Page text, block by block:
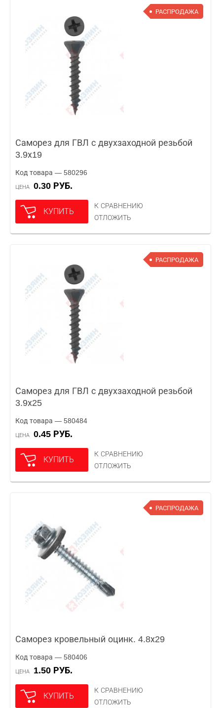
РАСПРОДАЖА
Саморез для ГВЛ с двухзаходной резьбой
3.9х19
Код товара — 580296
ЦЕНА 0.30 РУБ.
КУПИТЬ
К СРАВНЕНИЮ
ОТЛОЖИТЬ
РАСПРОДАЖА
Саморез для ГВЛ с двухзаходной резьбой
3.9х25
Код товара — 580484
ЦЕНА 0.45 РУБ.
КУПИТЬ
К СРАВНЕНИЮ
ОТЛОЖИТЬ
РАСПРОДАЖА
Саморез кровельный оцинк. 4.8х29
Код товара — 580406
ЦЕНА 1.50 РУБ.
КУПИТЬ
К СРАВНЕНИЮ
ОТЛОЖИТЬ